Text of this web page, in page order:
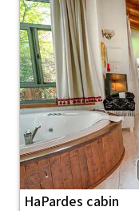
HaPardes cabin